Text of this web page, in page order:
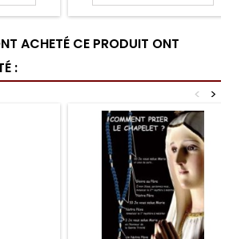
ACHETÉ CE PRODUIT ONT
:
>
<